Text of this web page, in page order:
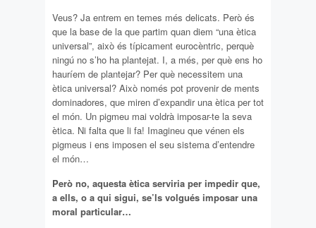
Veus? Ja entrem en temes més delicats. Però és
que la base de la que partim quan diem “una ètica
universal”, això és típicament eurocèntric, perquè
ningú no s’ho ha plantejat. I, a més, per què ens ho
hauríem de plantejar? Per què necessitem una
ètica universal? Això només pot provenir de ments
dominadores, que miren d’expandir una ètica per tot
el món. Un pigmeu mai voldrà imposar-te la seva
ètica. Ni falta que li fa! Imagineu que vénen els
pigmeus i ens imposen el seu sistema d’entendre
el món…
Però no, aquesta ètica serviria per impedir que,
a ells, o a qui sigui, se’ls volgués imposar una
moral particular…